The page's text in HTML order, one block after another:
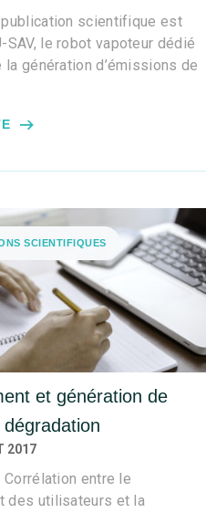
publication scientifique est
SAV, le robot vapoteur dédié
la génération d’émissions de
SCIENTIFIQUES
et génération de
2017
entre le
des utilisateurs et la